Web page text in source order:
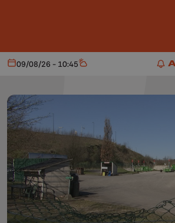
Aujourd'hui
09/08/26 - 10:45 Météo